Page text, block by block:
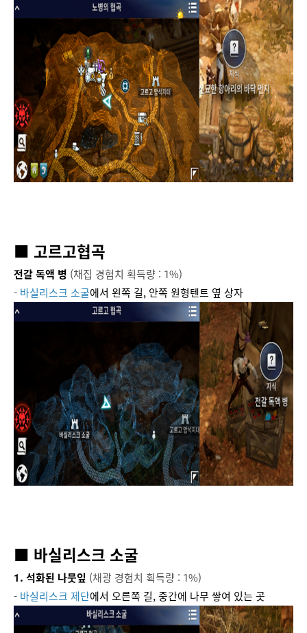
■ 고르고협곡
전갈 독액 병 (채집 경험치 획득량 : 1%)
- 바실리스크 소굴에서 왼쪽 길, 안쪽 원형텐트 옆 상자
■ 바실리스크 소굴
1. 석화된 나뭇잎 (채광 경험치 획득량 : 1%)
- 바실리스크 제단에서 오른쪽 길, 중간에 나무 쌓여 있는 곳